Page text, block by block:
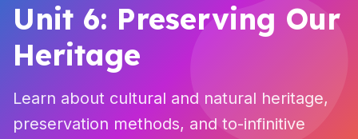
Unit 6: Preserving Our
Heritage
Learn about cultural and natural heritage,
preservation methods, and to-infinitive